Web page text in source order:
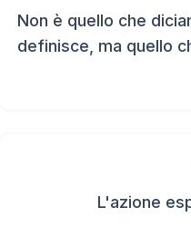
Non è quello che
definisce, ma quello
L'azione